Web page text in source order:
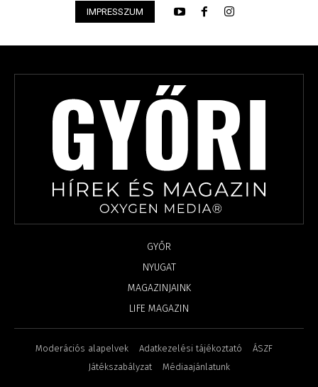
IMPRESSZUM
GYŐR
NYUGAT
MAGAZINJAINK
LIFE MAGAZIN
Moderációs alapelvek Adatkezelési tájékoztató
ÁSZF
Játékszabályzat
Médiaajánlatunk